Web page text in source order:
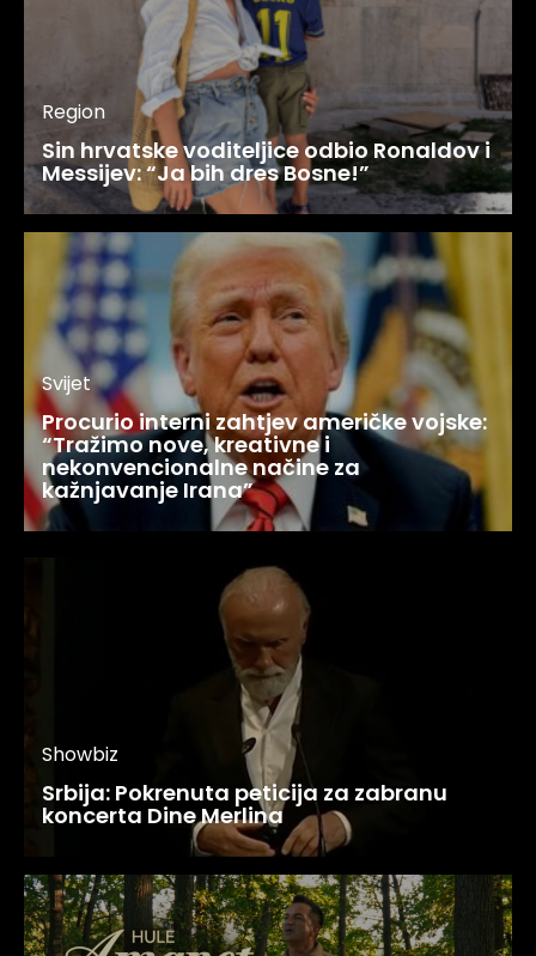
Region
Sin hrvatske voditeljice odbio Ronaldov i
Messijev: “Ja bih dres Bosne!”
Svijet
Procurio interni zahtjev američke vojske:
“Tražimo nove, kreativne i
nekonvencionalne načine za
kažnjavanje Irana”
Showbiz
Srbija: Pokrenuta peticija za zabranu
koncerta Dine Merlina